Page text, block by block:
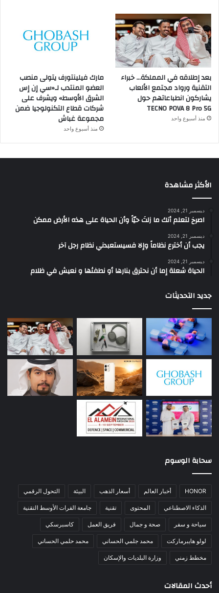
بعد إطلاقه في المملكة… خبراء
التقنية ورواد مجتمع الألعاب
يشاركون انطباعاتهم حول
TECNO POVA 8 Pro 5G
منذ أسبوع واحد
مارك فيلينتورف يتولى منصب
العضو المنتدب لـ«سي إن إس
الشرق الأوسط» ويشرف على
شركات قطاع التكنولوجيا ضمن
مجموعة غباش
منذ أسبوع واحد
الأكثر مشاهدة
ديسمبر 21, 2024
‫اصرخ لتعلم أنك ما زلتَ حيّاً وأن الحياة على هذه الأرض ممكن
ديسمبر 21, 2024
يجب أن أخترع نظاماً وإلا فسيستعبدني نظام رجل آخر
ديسمبر 21, 2024
الحياة شعلة إما أن نحترق بنارها أو نطفئها و نعيش في ظلام
جديد التحديثات
سحابة الوسوم
HONOR أخبار العالم أسعار الذهب البيئة التحول الرقمي
الذكاء الاصطناعي المحتوى تقنية جامعة الفرات الأوسط التقنية
سياحة و سفر صحة و جمال فريق العمل كاسبرسكي
لولو هايبرماركت محمد جلمي الحساني محمد حلمي الحساني
مخطط زمني وزارة البلديات والإسكان
أحدث المقالات